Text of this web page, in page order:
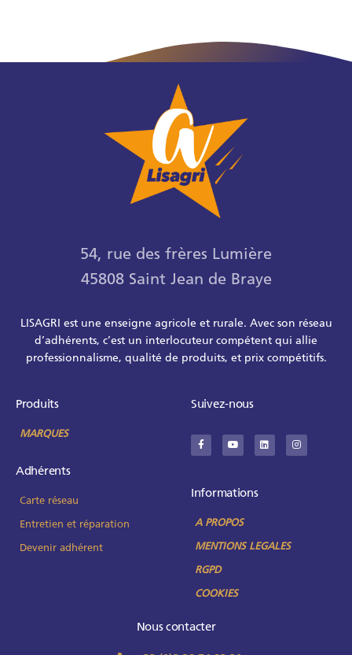
54, rue des frères Lumière
45808 Saint Jean de Braye
LISAGRI est une enseigne agricole et rurale. Avec son réseau
d’adhérents, c’est un interlocuteur compétent qui allie
professionnalisme, qualité de produits, et prix compétitifs.
Produits
MARQUES
Adhérents
Carte réseau
Entretien et réparation
Devenir adhérent
Suivez-nous
Informations
A PROPOS
MENTIONS LEGALES
RGPD
COOKIES
Nous contacter